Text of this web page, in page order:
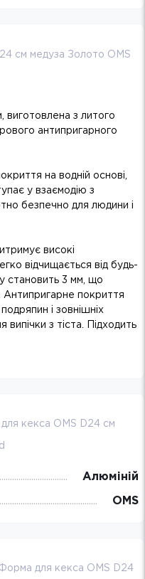
см медуза Золото OMS
з литого
антипригарного
на водній основі,
у взаємодію з
безпечно для людини і
високі
відчищається від будь-
становить 3 мм, що
Антипригарне покриття
і зовнішніх
випічки з тіста. Підходить
кекса OMS D24 см
Алюміній
OMS
для кекса OMS D24